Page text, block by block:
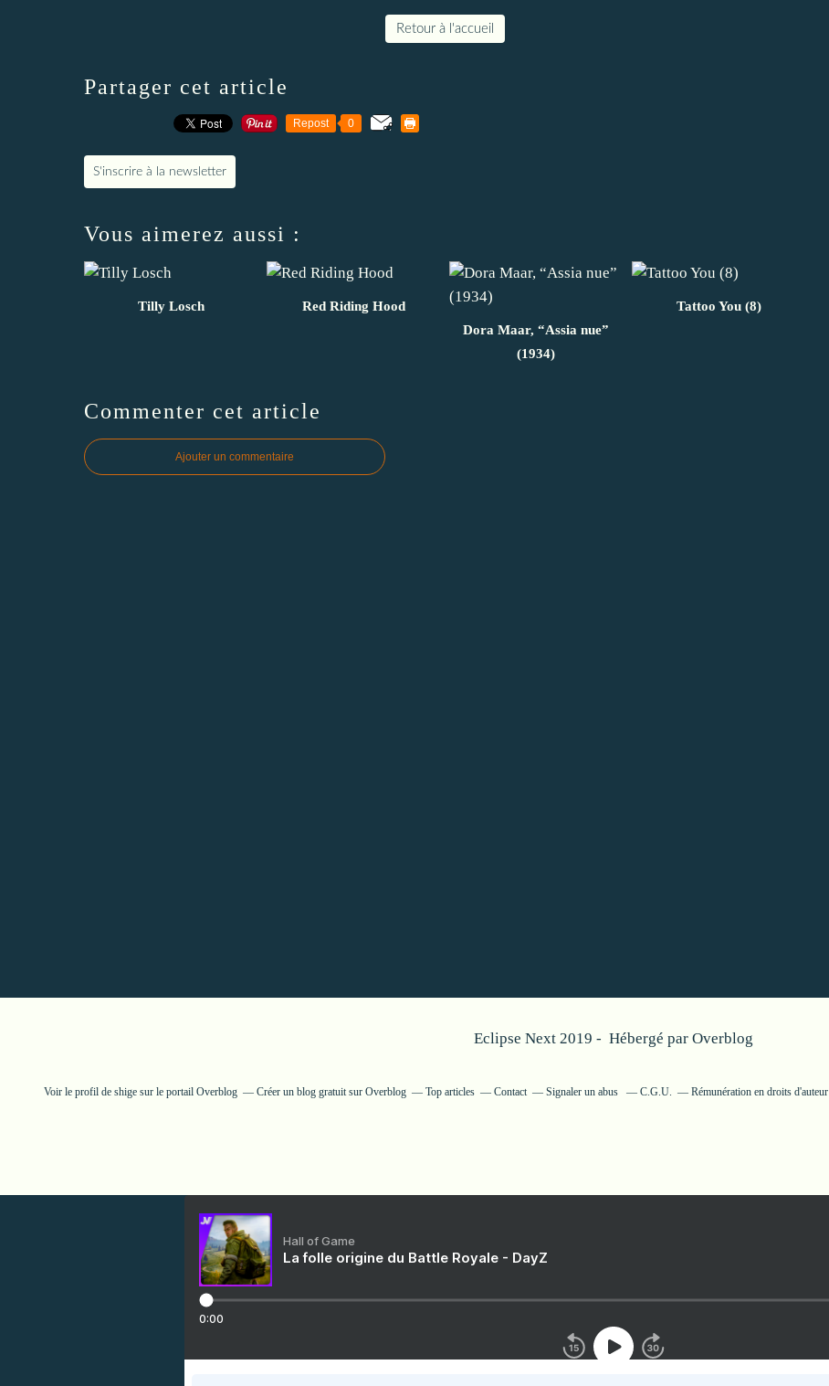
Retour à l'accueil
Partager cet article
Repost 0
S'inscrire à la newsletter
Vous aimerez aussi :
Tilly Losch
Red Riding Hood
Dora Maar, “Assia nue”
(1934)
Tattoo You (8)
Commenter cet article
Ajouter un commentaire
Eclipse Next 2019 - Hébergé par Overblog
Voir le profil de shige sur le portail Overblog Créer un blog gratuit sur Overblog Top articles Contact Signaler un abus C.G.U. Rémunération en droits d'auteur
Hall of Game
La folle origine du Battle Royale - DayZ
0:00